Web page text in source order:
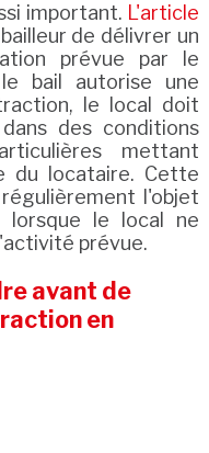
important. L'article
de délivrer un
prévue par le
bail autorise une
le local doit
des conditions
mettant
du locataire. Cette
l'objet
lorsque le local ne
prévue.
avant de
en